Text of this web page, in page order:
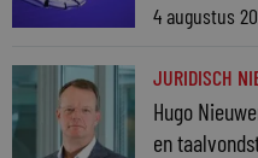
4 augustus
JURIDISCH
Hugo
en